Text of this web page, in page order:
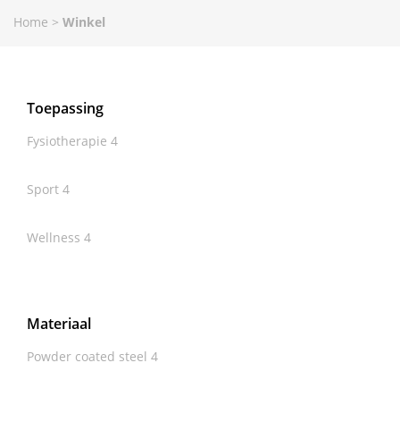
Home > Winkel
Toepassing
Fysiotherapie 4
Sport 4
Wellness 4
Materiaal
Powder coated steel 4